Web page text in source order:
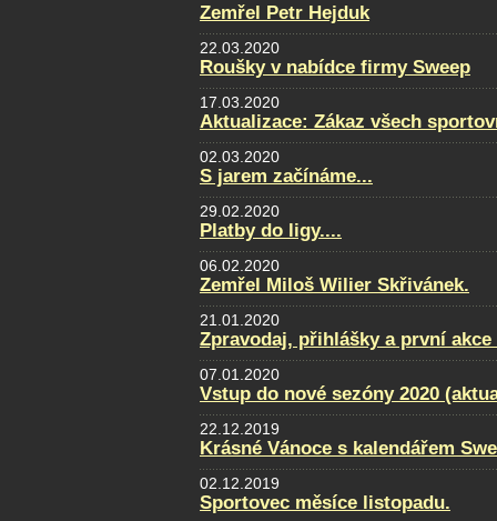
Zemřel Petr Hejduk
22.03.2020
Roušky v nabídce firmy Sweep
17.03.2020
Aktualizace: Zákaz všech
02.03.2020
S jarem začínáme...
29.02.2020
Platby do ligy....
06.02.2020
Zemřel Miloš Wilier Skřivánek.
21.01.2020
Zpravodaj, přihlášky a první akce
07.01.2020
Vstup do nové sezóny 2020
22.12.2019
Krásné Vánoce s kalendářem
02.12.2019
Sportovec měsíce listopadu.